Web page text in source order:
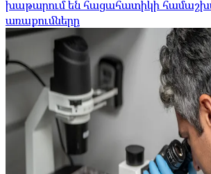
խաթարում են հացահատիկի
առաքումները